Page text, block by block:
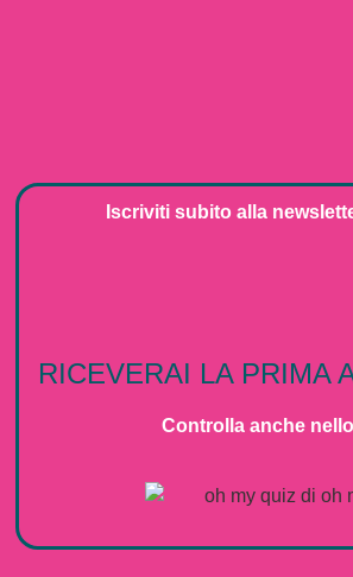
Iscriviti subito alla
RICEVERAI LA PRIMA
Controlla anche